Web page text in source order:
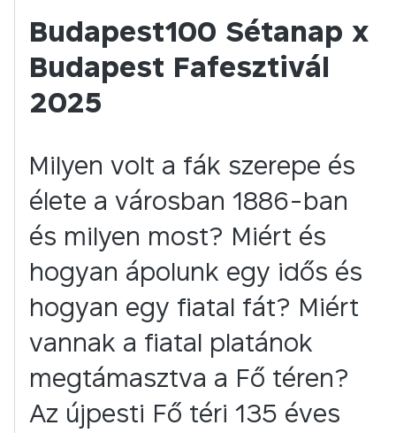
Budapest100 Sétanap x
Budapest Fafesztivál
2025
Milyen volt a fák szerepe és
élete a városban 1886-ban
és milyen most? Miért és
hogyan ápolunk egy idős és
hogyan egy fiatal fát? Miért
vannak a fiatal platánok
megtámasztva a Fő téren?
Az újpesti Fő téri 135 éves